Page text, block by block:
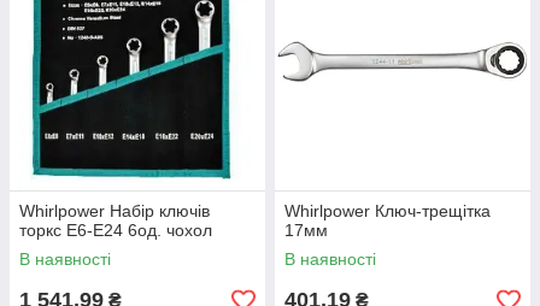
Whirlpower Набір ключів
торкс Е6-Е24 6од. чохол
В наявності
1 541,99 ₴
Whirlpower Ключ-трещітка
17мм
В наявності
401,19 ₴